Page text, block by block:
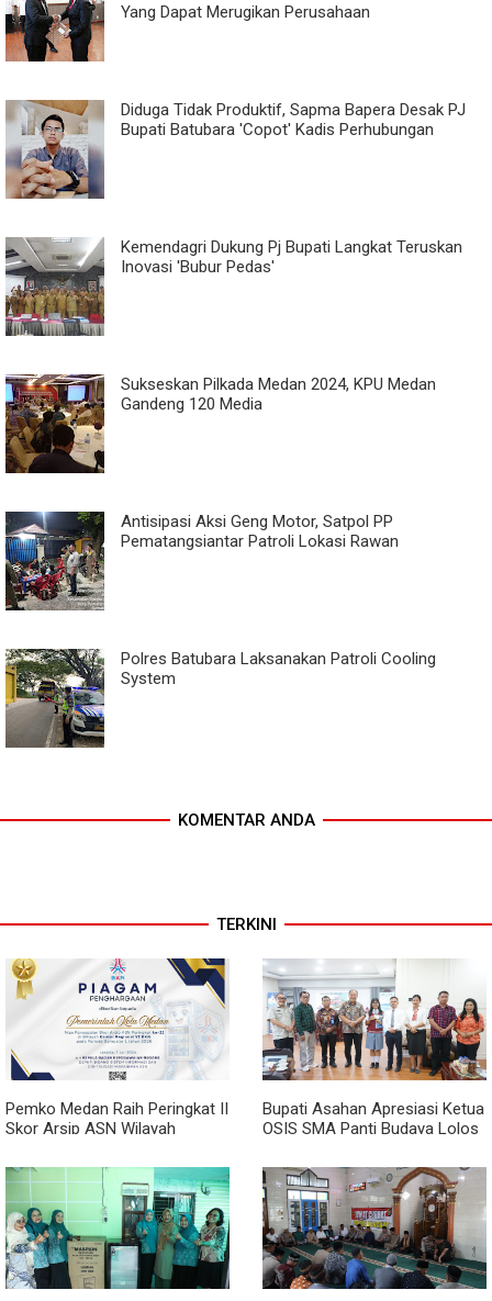
Yang Dapat Merugikan Perusahaan
Diduga Tidak Produktif, Sapma Bapera Desak PJ
Bupati Batubara 'Copot' Kadis Perhubungan
Kemendagri Dukung Pj Bupati Langkat Teruskan
Inovasi 'Bubur Pedas'
Sukseskan Pilkada Medan 2024, KPU Medan
Gandeng 120 Media
Antisipasi Aksi Geng Motor, Satpol PP
Pematangsiantar Patroli Lokasi Rawan
Polres Batubara Laksanakan Patroli Cooling
System
KOMENTAR ANDA
TERKINI
Pemko Medan Raih Peringkat II
Skor Arsip ASN Wilayah
Bupati Asahan Apresiasi Ketua
OSIS SMA Panti Budaya Lolos
Nasional